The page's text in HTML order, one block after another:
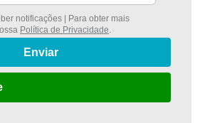
notificações | Para obter mais
Política de Privacidade
Enviar